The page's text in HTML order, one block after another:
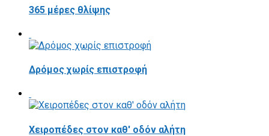
365 μέρες θλίψης
Δρόμος χωρίς επιστροφή
Χειροπέδες στον καθ' οδόν αλήτη